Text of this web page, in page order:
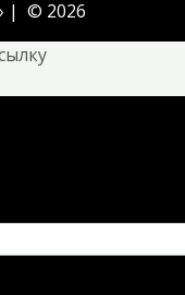
| © 2026